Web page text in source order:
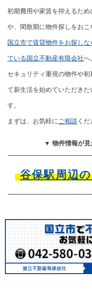
初期費用や家賃を抑えるた
や、閑散期に物件探しをおこ
国立市で賃貸物件をお探し
ている国立不動産有限会社へ
セキュリティ重視の物件や
て新生活を始めていただき
す。
まずは、お気軽にご相談 くだ
▼ 物件情報が見
谷保駅周辺